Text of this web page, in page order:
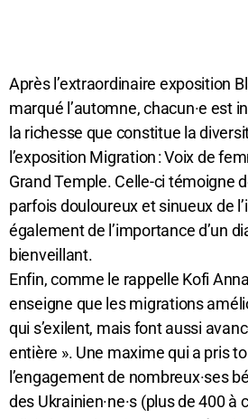
Après l’extraordinaire exposition
marqué l’automne, chacun·e est
la richesse que constitue la
l’exposition Migration : Voix de
Grand Temple. Celle-ci témoigne
parfois douloureux et sinueux de
également de l’importance d’un
bienveillant.
Enfin, comme le rappelle Kofi
enseigne que les migrations
qui s’exilent, mais font aussi
entière ». Une maxime qui a pris
l’engagement de nombreux·ses
des Ukrainien·ne·s (plus de 400 à